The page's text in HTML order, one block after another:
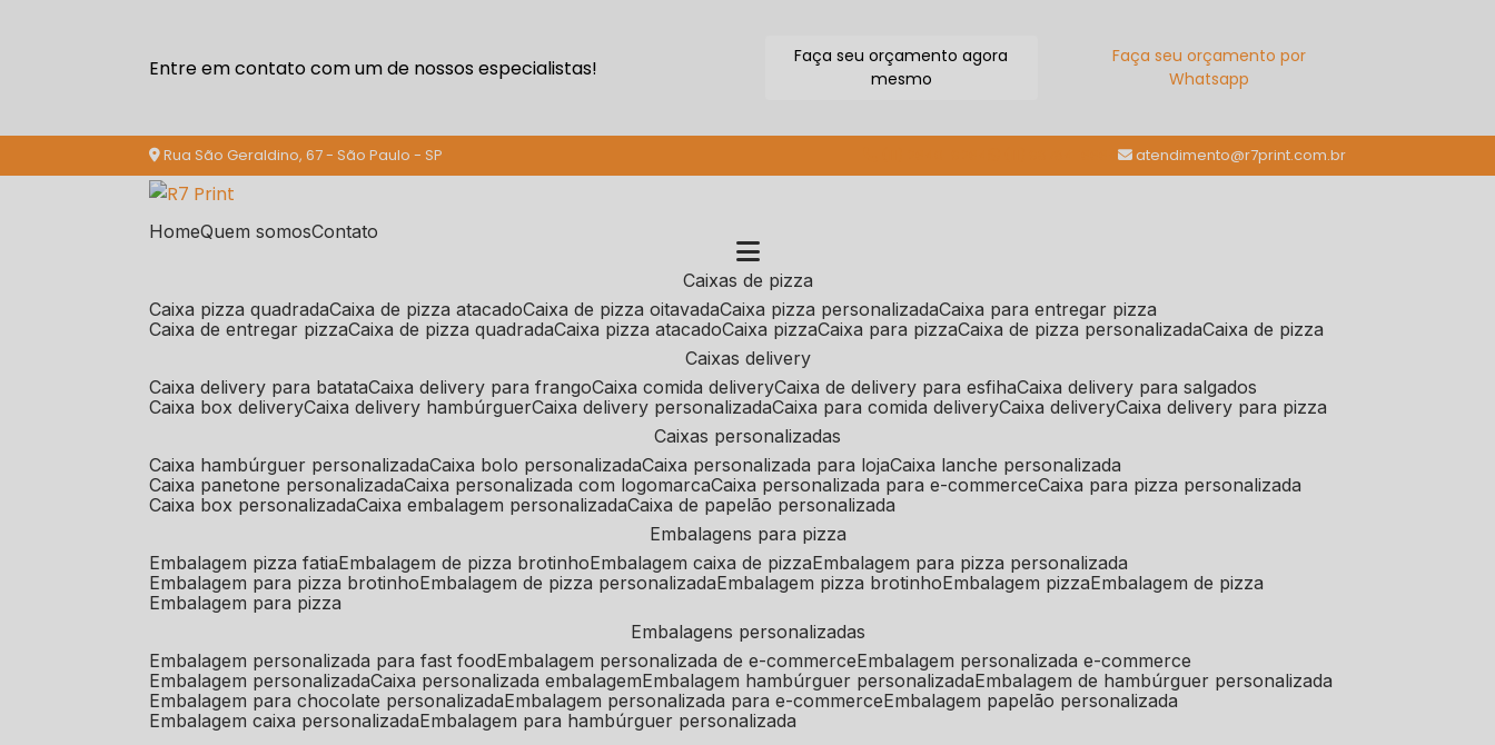
Entre em contato com um de nossos especialistas!
Faça seu orçamento agora
mesmo
Faça seu orçamento por
Whatsapp
Rua São Geraldino, 67 - São Paulo - SP atendimento@r7print.com.br
Home Quem somos Contato
caixas de pizza
caixa pizza quadrada caixa de pizza atacado caixa de pizza oitavada caixa pizza personalizada caixa para entregar pizza
caixa de entregar pizza caixa de pizza quadrada caixa pizza atacado caixa pizza caixa para pizza caixa de pizza personalizada caixa de pizza
caixas delivery
caixa delivery para batata caixa delivery para frango caixa comida delivery caixa de delivery para esfiha caixa delivery para salgados
caixa box delivery caixa delivery hambúrguer caixa delivery personalizada caixa para comida delivery caixa delivery caixa delivery para pizza
caixas personalizadas
caixa hambúrguer personalizada caixa bolo personalizada caixa personalizada para loja caixa lanche personalizada
caixa panetone personalizada caixa personalizada com logomarca caixa personalizada para e-commerce caixa para pizza personalizada
caixa box personalizada caixa embalagem personalizada caixa de papelão personalizada
embalagens para pizza
embalagem pizza fatia embalagem de pizza brotinho embalagem caixa de pizza embalagem para pizza personalizada
embalagem para pizza brotinho embalagem de pizza personalizada embalagem pizza brotinho embalagem pizza embalagem de pizza
embalagem para pizza
embalagens personalizadas
embalagem personalizada para fast food embalagem personalizada de e-commerce embalagem personalizada e-commerce
embalagem personalizada caixa personalizada embalagem embalagem hambúrguer personalizada embalagem de hambúrguer personalizada
embalagem para chocolate personalizada embalagem personalizada para e-commerce embalagem papelão personalizada
embalagem caixa personalizada embalagem para hambúrguer personalizada